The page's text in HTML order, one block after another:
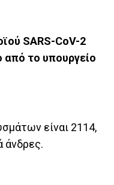
SARS-CoV-2
από το υπουργείο
είναι 2114,
άνδρες.